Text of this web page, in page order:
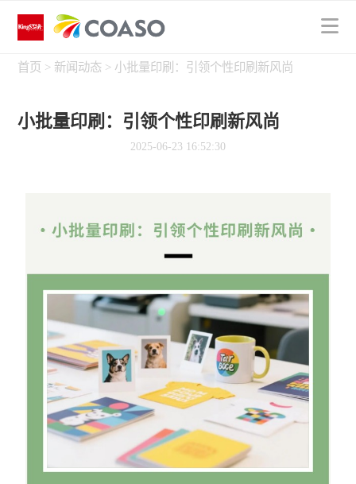
首页 > 新闻动态 > 小批量印刷：引领个性印刷新风尚
小批量印刷：引领个性印刷新风尚
2025-06-23 16:52:30